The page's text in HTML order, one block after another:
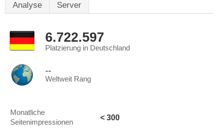
Analyse Server
6.722.597
Platzierung in Deutschland
--
Weltweit Rang
Monatliche
Seitenimpressionen
< 300